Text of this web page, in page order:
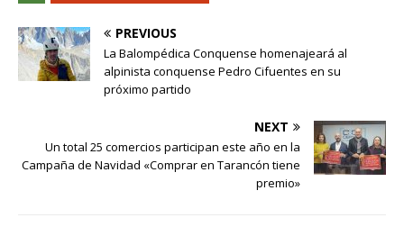
PREVIOUS
La Balompédica Conquense homenajeará al
alpinista conquense Pedro Cifuentes en su
próximo partido
NEXT
Un total 25 comercios participan este año en la
Campaña de Navidad «Comprar en Tarancón tiene
premio»